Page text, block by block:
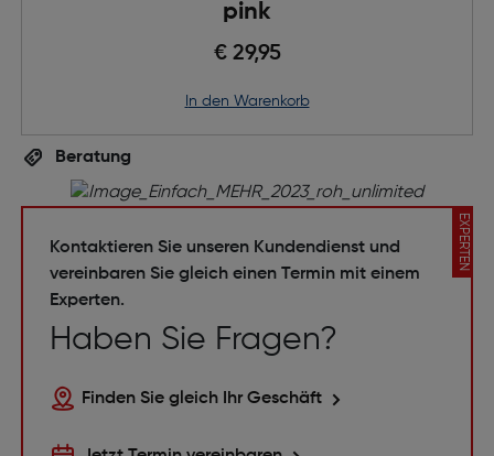
pink
€ 29,95
in den Warenkorb
Beratung
EXPERTEN
Kontaktieren Sie unseren Kundendienst und
vereinbaren Sie gleich einen Termin mit einem
Experten.
Haben Sie Fragen?
Finden Sie gleich Ihr Geschäft